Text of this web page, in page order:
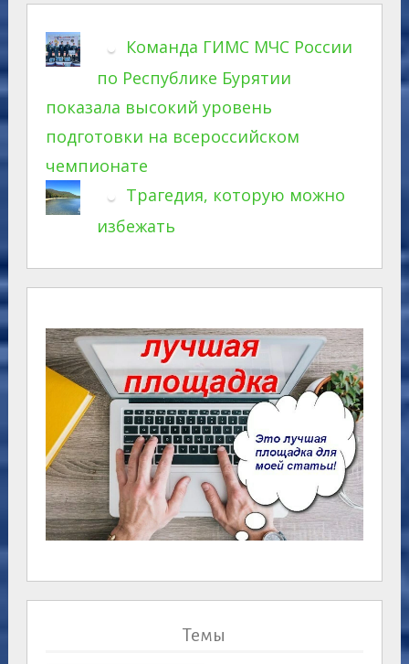
Команда ГИМС МЧС России
по Республике Бурятии
показала высокий уровень
подготовки на всероссийском
чемпионате
Трагедия, которую можно
избежать
Темы